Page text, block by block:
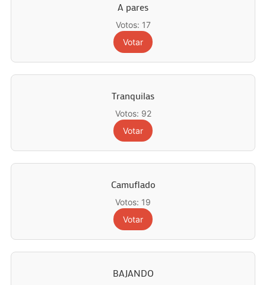
A pares
Votos: 17
Votar
Tranquilas
Votos: 92
Votar
Camuflado
Votos: 19
Votar
BAJANDO